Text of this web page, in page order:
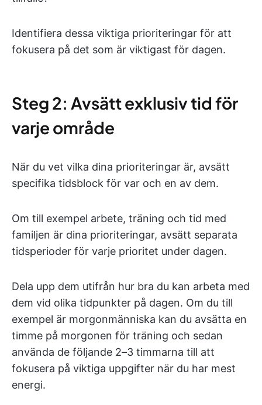
Identifiera dessa viktiga prioriteringar för att
fokusera på det som är viktigast för dagen.
Steg 2: Avsätt exklusiv tid för
varje område
När du vet vilka dina prioriteringar är, avsätt
specifika tidsblock för var och en av dem.
Om till exempel arbete, träning och tid med
familjen är dina prioriteringar, avsätt separata
tidsperioder för varje prioritet under dagen.
Dela upp dem utifrån hur bra du kan arbeta med
dem vid olika tidpunkter på dagen. Om du till
exempel är morgonmänniska kan du avsätta en
timme på morgonen för träning och sedan
använda de följande 2–3 timmarna till att
fokusera på viktiga uppgifter när du har mest
energi.